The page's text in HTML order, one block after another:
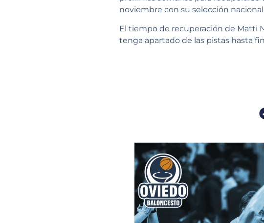
noviembre con su selección
El tiempo de recuperación de Matti
tenga apartado de las pistas hasta